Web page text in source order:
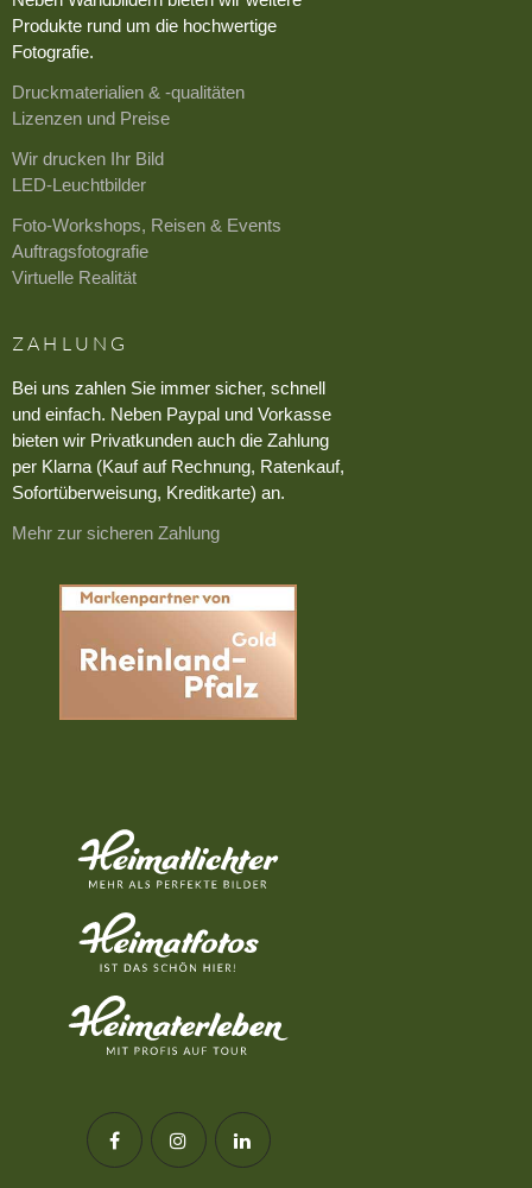
Produkte rund um die hochwertige
Fotografie.
Druckmaterialien & -qualitäten
Lizenzen und Preise
Wir drucken Ihr Bild
LED-Leuchtbilder
Foto-Workshops, Reisen & Events
Auftragsfotografie
Virtuelle Realität
ZAHLUNG
Bei uns zahlen Sie immer sicher, schnell
und einfach. Neben Paypal und Vorkasse
bieten wir Privatkunden auch die Zahlung
per Klarna (Kauf auf Rechnung, Ratenkauf,
Sofortüberweisung, Kreditkarte) an.
Mehr zur sicheren Zahlung